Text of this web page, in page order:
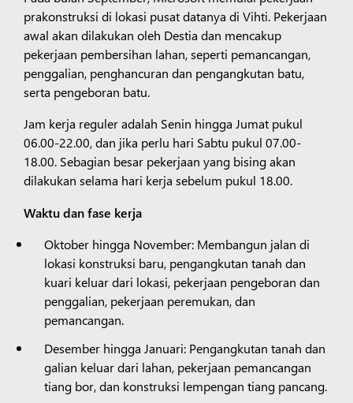
prakonstruksi di lokasi pusat datanya di Vihti. Pekerjaan
awal akan dilakukan oleh Destia dan mencakup
pekerjaan pembersihan lahan, seperti pemancangan,
penggalian, penghancuran dan pengangkutan batu,
serta pengeboran batu.
Jam kerja reguler adalah Senin hingga Jumat pukul
06.00-22.00, dan jika perlu hari Sabtu pukul 07.00-
18.00. Sebagian besar pekerjaan yang bising akan
dilakukan selama hari kerja sebelum pukul 18.00.
Waktu dan fase kerja
Oktober hingga November: Membangun jalan di
lokasi konstruksi baru, pengangkutan tanah dan
kuari keluar dari lokasi, pekerjaan pengeboran dan
penggalian, pekerjaan peremukan, dan
pemancangan.
Desember hingga Januari: Pengangkutan tanah dan
galian keluar dari lahan, pekerjaan pemancangan
tiang bor, dan konstruksi lempengan tiang pancang.